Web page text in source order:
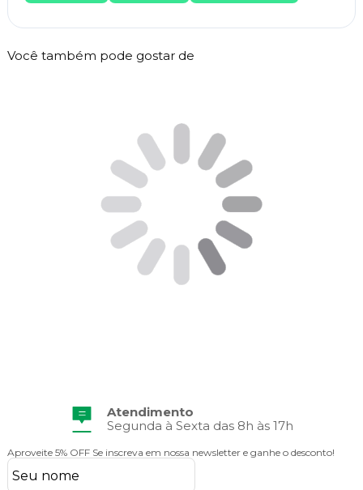
Você também pode gostar de
Frete Grátis
Consulte Regulamento
Aproveite 5% OFF Se inscreva em nossa newsletter e ganhe o desconto!